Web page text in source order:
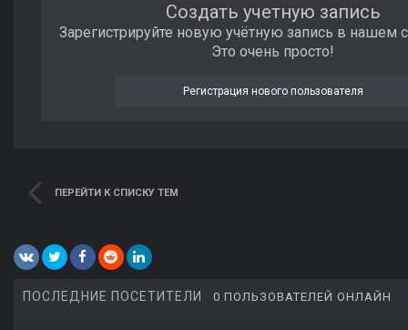
Создать учетную запись
Зарегистрируйте новую учётную запись в нашем
Это очень просто!
Регистрация нового пользователя
ПЕРЕЙТИ К СПИСКУ ТЕМ
ПОСЛЕДНИЕ ПОСЕТИТЕЛИ 0 ПОЛЬЗОВАТЕЛЕЙ ОНЛАЙН